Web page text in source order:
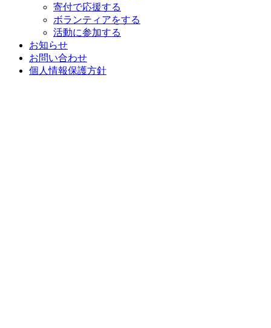
寄付で応援する
ボランティアをする
活動に参加する
お知らせ
お問い合わせ
個人情報保護方針